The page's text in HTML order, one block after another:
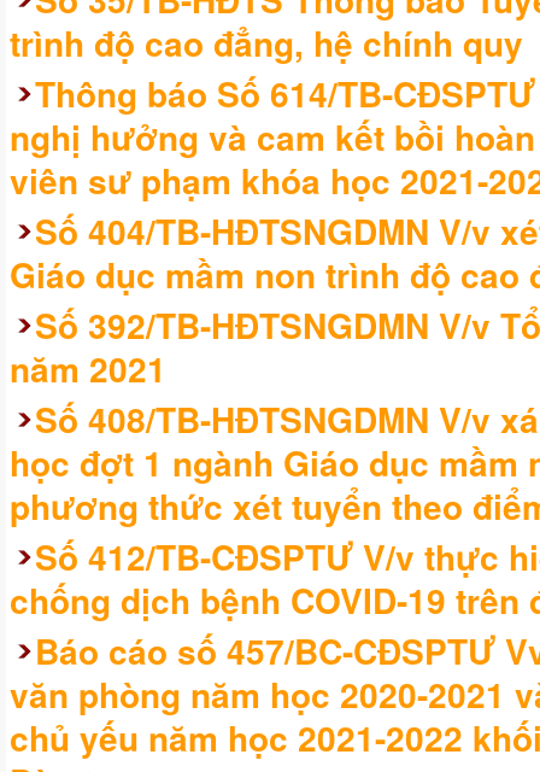
trình độ cao đẳng, hệ chính quy
Thông báo Số 614/TB-
nghị hưởng và cam kết bồi
viên sư phạm khóa học 2021-
Số 404/TB-HĐTSNGDMN V/v
Giáo dục mầm non trình độ cao
Số 392/TB-HĐTSNGDMN V/v
năm 2021
Số 408/TB-HĐTSNGDMN V/v
học đợt 1 ngành Giáo dục
phương thức xét tuyển theo
Số 412/TB-CĐSPTƯ V/v thực
chống dịch bệnh COVID-19
Báo cáo số 457/BC-CĐSPTƯ
văn phòng năm học 2020-2021
chủ yếu năm học 2021-2022